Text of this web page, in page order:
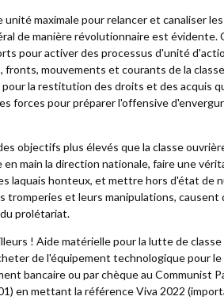
maximale pour relancer et canaliser
de manière révolutionnaire est évidente.
pour activer des processus d'unité
mouvements et courants de la
la restitution des droits et des acquis
forces pour préparer l'offensive
objectifs plus élevés que la classe
main la direction nationale, faire une
laquais honteux, et mettre hors d'état de
tromperies et leurs manipulations, causent
prolétariat.
! Aide matérielle pour la lutte de classe
de l'équipement technologique pour le
bancaire ou par chèque au Communist
en mettant la référence Viva 2022